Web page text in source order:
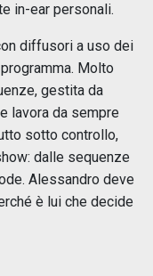
in-ear personali.
diffusori a uso dei
Molto
gestita da
lavora da sempre
sotto controllo,
dalle sequenze
Alessandro deve
è lui che decide